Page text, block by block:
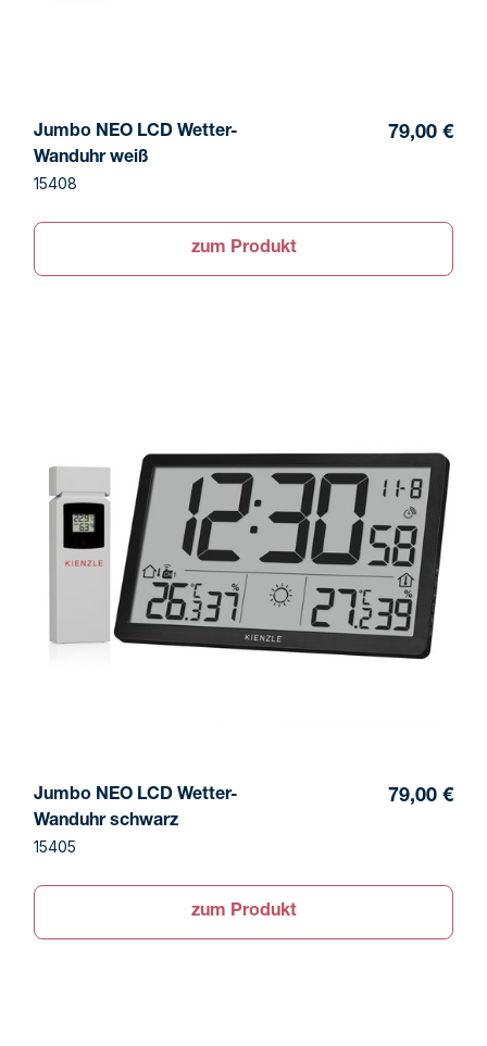
Jumbo NEO LCD Wetter-
Wanduhr weiß
15408
79,00 €
zum Produkt
Jumbo NEO LCD Wetter-
Wanduhr schwarz
15405
79,00 €
zum Produkt